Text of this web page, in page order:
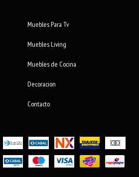
Muebles Para Tv
Muebles Living
Muebles de Cocina
Decoracion
Contacto